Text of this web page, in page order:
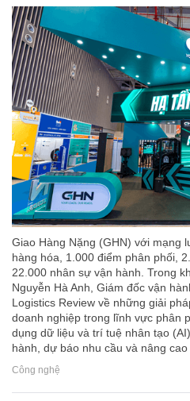
Giao Hàng Nặng (GHN) với mạng
hàng hóa, 1.000 điểm phân phối,
22.000 nhân sự vận hành. Trong
Nguyễn Hà Anh, Giám đốc vận
Logistics Review về những giải
doanh nghiệp trong lĩnh vực phân
dụng dữ liệu và trí tuệ nhân tạo
hành, dự báo nhu cầu và nâng
Công nghệ